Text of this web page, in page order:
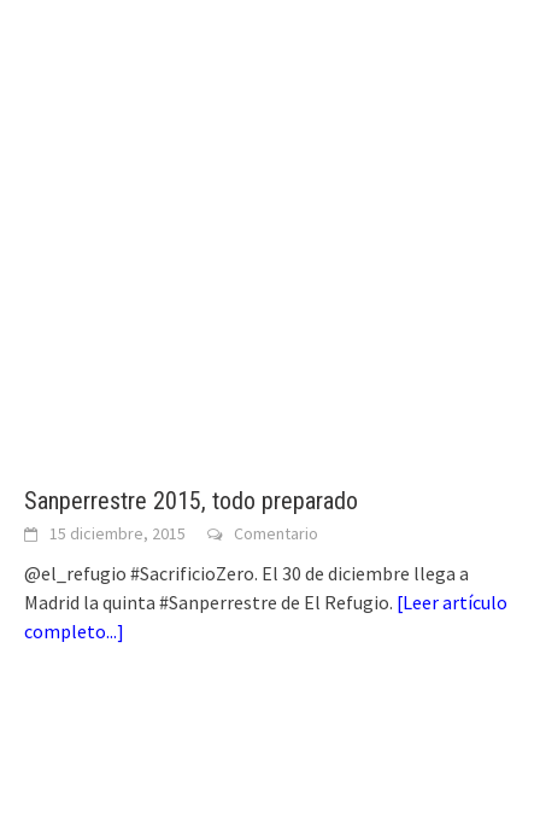
Sanperrestre 2015, todo preparado
15 diciembre, 2015 Comentario
@el_refugio #SacrificioZero. El 30 de diciembre llega a
Madrid la quinta #Sanperrestre de El Refugio. [Leer artículo
completo...]